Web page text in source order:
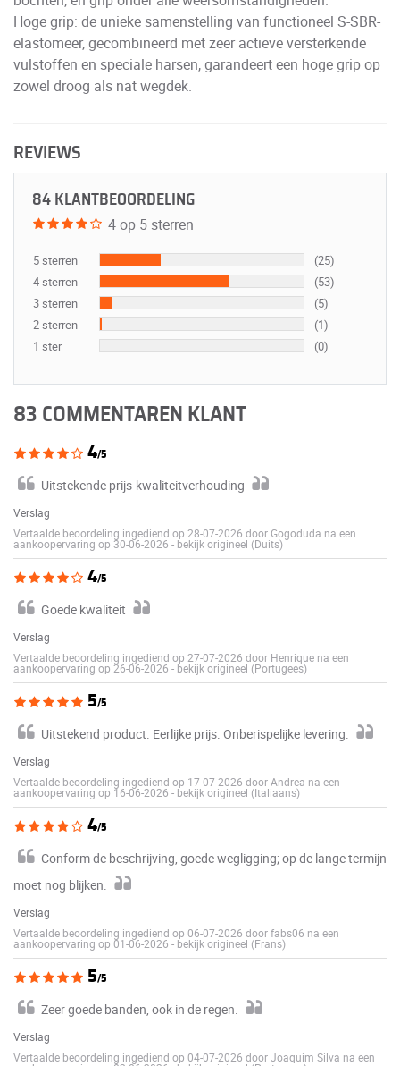
Hoge grip: de unieke samenstelling van functioneel S-SBR-
elastomeer, gecombineerd met zeer actieve versterkende
vulstoffen en speciale harsen, garandeert een hoge grip op
zowel droog als nat wegdek.
REVIEWS
84 KLANTBEOORDELING
4 op 5 sterren
5 sterren
(25)
4 sterren
(53)
3 sterren
(5)
2 sterren
(1)
1 ster
(0)
83 COMMENTAREN KLANT
4/5
Uitstekende prijs-kwaliteitverhouding
Verslag
Vertaalde beoordeling ingediend op 28-07-2026 door Gogoduda na een
aankoopervaring op 30-06-2026 - bekijk origineel (Duits)
4/5
Goede kwaliteit
Verslag
Vertaalde beoordeling ingediend op 27-07-2026 door Henrique na een
aankoopervaring op 26-06-2026 - bekijk origineel (Portugees)
5/5
Uitstekend product. Eerlijke prijs. Onberispelijke levering.
Verslag
Vertaalde beoordeling ingediend op 17-07-2026 door Andrea na een
aankoopervaring op 16-06-2026 - bekijk origineel (Italiaans)
4/5
Conform de beschrijving, goede wegligging; op de lange termijn
moet nog blijken.
Verslag
Vertaalde beoordeling ingediend op 06-07-2026 door fabs06 na een
aankoopervaring op 01-06-2026 - bekijk origineel (Frans)
5/5
Zeer goede banden, ook in de regen.
Verslag
Vertaalde beoordeling ingediend op 04-07-2026 door Joaquim Silva na een